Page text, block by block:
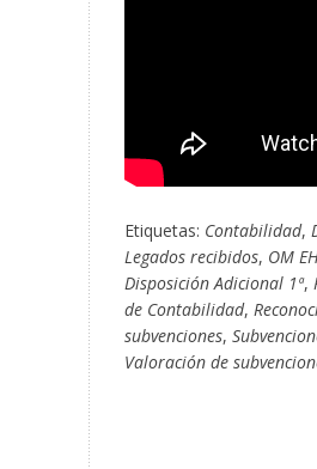
Etiquetas: Contabilidad,
Legados recibidos, OM
Disposición Adicional 1ª,
de Contabilidad,
subvenciones,
Valoración de